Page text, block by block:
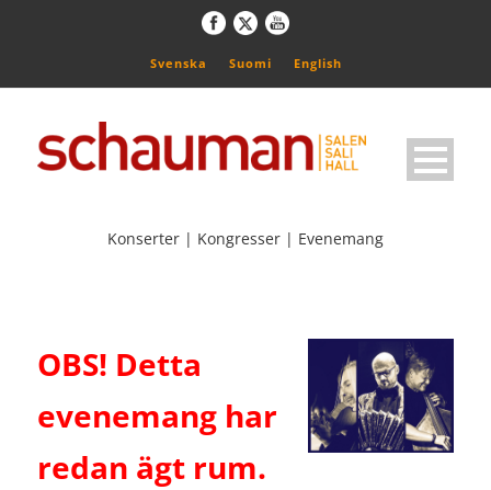
Svenska Suomi English
Konserter | Kongresser | Evenemang
OBS! Detta
evenemang har
redan ägt rum.